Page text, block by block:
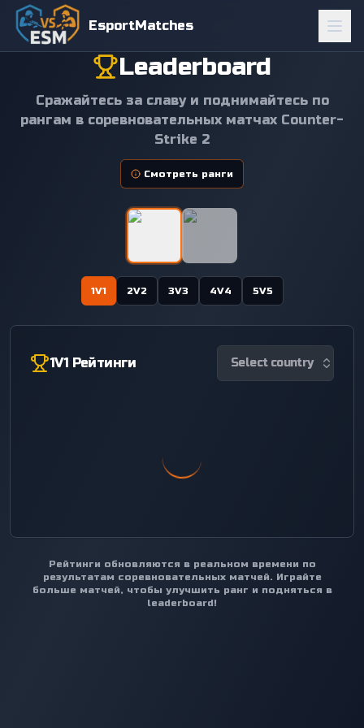
EsportMatches
Leaderboard
Сражайтесь за славу и поднимайтесь по
рангам в соревновательных матчах Counter-
Strike 2
Смотреть ранги
1V1 2V2 3V3 4V4 5V5
1V1 Рейтинги Select country
Рейтинги обновляются в реальном времени по
результатам соревновательных матчей. Играйте
больше матчей, чтобы улучшить ранг и подняться в
leaderboard!